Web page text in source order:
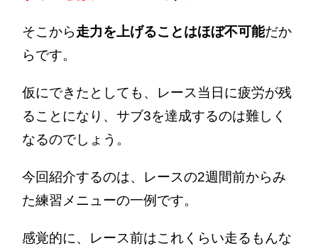
そこから走力を上げることはほぼ不可能だか
らです。
仮にできたとしても、レース当日に疲労が残
ることになり、サブ3を達成するのは難しく
なるのでしょう。
今回紹介するのは、レースの2週間前からみ
た練習メニューの一例です。
感覚的に、レース前はこれくらい走るもんな